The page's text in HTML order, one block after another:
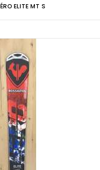
ELITE MT S